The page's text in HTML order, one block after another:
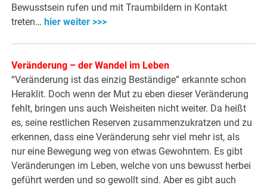
Bewusstsein rufen und mit Traumbildern in Kontakt
treten… hier weiter >>>
Veränderung – der Wandel im Leben
“Veränderung ist das einzig Beständige” erkannte schon
Heraklit. Doch wenn der Mut zu eben dieser Veränderung
fehlt, bringen uns auch Weisheiten nicht weiter. Da heißt
es, seine restlichen Reserven zusammenzukratzen und zu
erkennen, dass eine Veränderung sehr viel mehr ist, als
nur eine Bewegung weg von etwas Gewohntem. Es gibt
Veränderungen im Leben, welche von uns bewusst herbei
geführt werden und so gewollt sind. Aber es gibt auch